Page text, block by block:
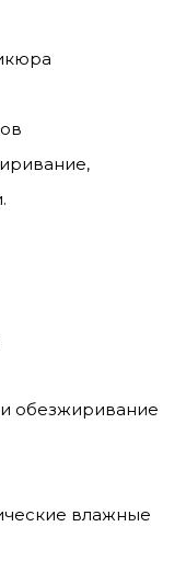
обезжиривание
влажные